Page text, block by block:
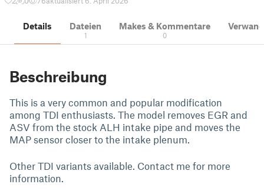
Details Dateien
1
Makes & Kommentare
0
Beschreibung
This is a very common and popular modification
among TDI enthusiasts. The model removes EGR and
ASV from the stock ALH intake pipe and moves the
MAP sensor closer to the intake plenum.
Other TDI variants available. Contact me for more
information.